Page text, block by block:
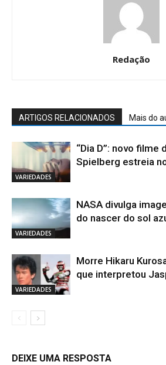
Redação
ARTIGOS RELACIONADOS Mais do
VARIEDADES
“Dia D”: novo filme
Spielberg estreia
VARIEDADES
NASA divulga
do nascer do sol
VARIEDADES
Morre Hikaru
que interpretou
DEIXE UMA RESPOSTA